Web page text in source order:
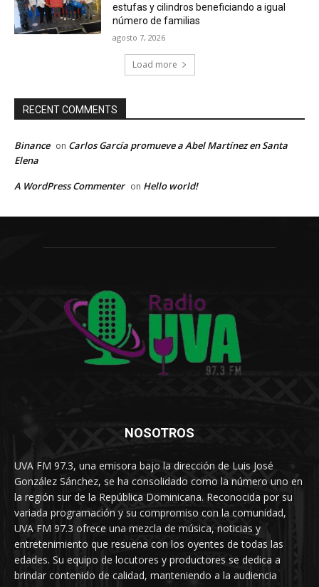
estufas y cilindros beneficiando a igual
número de familias
agosto 7, 2026
Load more
RECENT COMMENTS
Binance on Carlos García promueve a Abel Martínez en Santa
Elena
A WordPress Commenter on Hello world!
NOSOTROS
UVA FM 97.3, una emisora bajo la dirección de Luis José
González Sánchez, se ha consolidado como la número uno en
la región sur de la República Dominicana. Reconocida por su
variada programación y su compromiso con la comunidad,
UVA FM 97.3 ofrece una mezcla de música, noticias y
entretenimiento que resuena con los oyentes de todas las
edades. Su equipo de locutores y productores se dedica a
brindar contenido de calidad, manteniendo a la audiencia